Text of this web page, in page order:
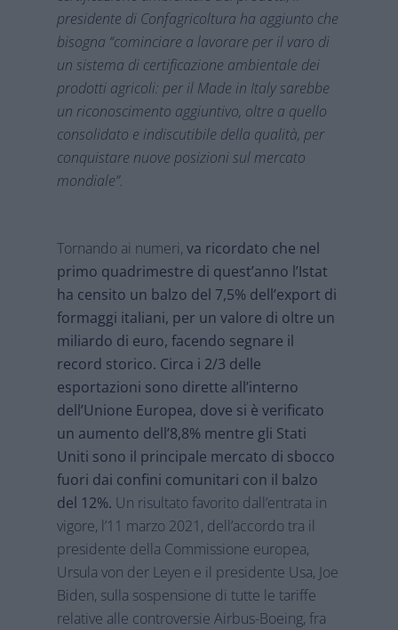
presidente di Confagricoltura ha aggiunto che
bisogna “cominciare a lavorare per il varo di
un sistema di certificazione ambientale dei
prodotti agricoli: per il Made in Italy sarebbe
un riconoscimento aggiuntivo, oltre a quello
consolidato e indiscutibile della qualità, per
conquistare nuove posizioni sul mercato
mondiale”.
Tornando ai numeri, va ricordato che nel
primo quadrimestre di quest’anno l’Istat
ha censito un balzo del 7,5% dell’export di
formaggi italiani, per un valore di oltre un
miliardo di euro, facendo segnare il
record storico. Circa i 2/3 delle
esportazioni sono dirette all’interno
dell’Unione Europea, dove si è verificato
un aumento dell’8,8% mentre gli Stati
Uniti sono il principale mercato di sbocco
fuori dai confini comunitari con il balzo
del 12%. Un risultato favorito dall’entrata in
vigore, l’11 marzo 2021, dell’accordo tra il
presidente della Commissione europea,
Ursula von der Leyen e il presidente Usa, Joe
Biden, sulla sospensione di tutte le tariffe
relative alle controversie Airbus-Boeing, fra